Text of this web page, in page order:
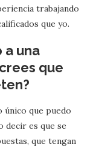
trabajando
que yo.
a una
que
único que puedo
decir es que se
que tengan